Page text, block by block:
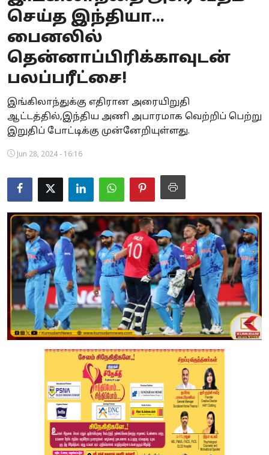
Business
Crime
Tamilnadu
National
World
Astrology
Spirituality
Weather
Politics
செய்த இந்தியா...
பைனலில்
தென்னாப்பிரிக்காவுடன்
பலப்பரீட்சை!
இங்கிலாந்துக்கு எதிரான அரையிறுதி
ஆட்டத்தில்,இந்திய அணி அபாரமாக வெற்றிப் பெற்று
இறுதிப் போட்டிக்கு முன்னேறியுள்ளது.
Jun 28, 2024 - 16:16